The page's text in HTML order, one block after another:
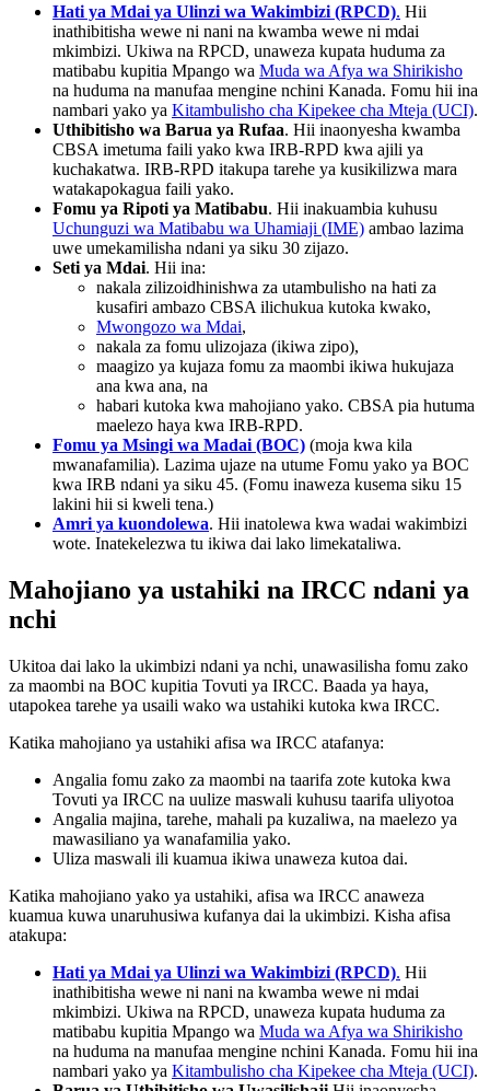
Hati ya Mdai ya Ulinzi wa Wakimbizi (RPCD). Hii
inathibitisha wewe ni nani na kwamba wewe ni mdai
mkimbizi. Ukiwa na RPCD, unaweza kupata huduma za
matibabu kupitia Mpango wa Muda wa Afya wa Shirikisho
na huduma na manufaa mengine nchini Kanada. Fomu hii ina
nambari yako ya Kitambulisho cha Kipekee cha Mteja (UCI).
Uthibitisho wa Barua ya Rufaa. Hii inaonyesha kwamba
CBSA imetuma faili yako kwa IRB-RPD kwa ajili ya
kuchakatwa. IRB-RPD itakupa tarehe ya kusikilizwa mara
watakapokagua faili yako.
Fomu ya Ripoti ya Matibabu. Hii inakuambia kuhusu
Uchunguzi wa Matibabu wa Uhamiaji (IME) ambao lazima
uwe umekamilisha ndani ya siku 30 zijazo.
Seti ya Mdai. Hii ina:
nakala zilizoidhinishwa za utambulisho na hati za
kusafiri ambazo CBSA ilichukua kutoka kwako,
Mwongozo wa Mdai,
nakala za fomu ulizojaza (ikiwa zipo),
maagizo ya kujaza fomu za maombi ikiwa hukujaza
ana kwa ana, na
habari kutoka kwa mahojiano yako. CBSA pia hutuma
maelezo haya kwa IRB-RPD.
Fomu ya Msingi wa Madai (BOC) (moja kwa kila
mwanafamilia). Lazima ujaze na utume Fomu yako ya BOC
kwa IRB ndani ya siku 45. (Fomu inaweza kusema siku 15
lakini hii si kweli tena.)
Amri ya kuondolewa. Hii inatolewa kwa wadai wakimbizi
wote. Inatekelezwa tu ikiwa dai lako limekataliwa.
Mahojiano ya ustahiki na IRCC ndani ya
nchi
Ukitoa dai lako la ukimbizi ndani ya nchi, unawasilisha fomu zako
za maombi na BOC kupitia Tovuti ya IRCC. Baada ya haya,
utapokea tarehe ya usaili wako wa ustahiki kutoka kwa IRCC.
Katika mahojiano ya ustahiki afisa wa IRCC atafanya:
Angalia fomu zako za maombi na taarifa zote kutoka kwa
Tovuti ya IRCC na uulize maswali kuhusu taarifa uliyotoa
Angalia majina, tarehe, mahali pa kuzaliwa, na maelezo ya
mawasiliano ya wanafamilia yako.
Uliza maswali ili kuamua ikiwa unaweza kutoa dai.
Katika mahojiano yako ya ustahiki, afisa wa IRCC anaweza
kuamua kuwa unaruhusiwa kufanya dai la ukimbizi. Kisha afisa
atakupa:
Hati ya Mdai ya Ulinzi wa Wakimbizi (RPCD). Hii
inathibitisha wewe ni nani na kwamba wewe ni mdai
mkimbizi. Ukiwa na RPCD, unaweza kupata huduma za
matibabu kupitia Mpango wa Muda wa Afya wa Shirikisho
na huduma na manufaa mengine nchini Kanada. Fomu hii ina
nambari yako ya Kitambulisho cha Kipekee cha Mteja (UCI).